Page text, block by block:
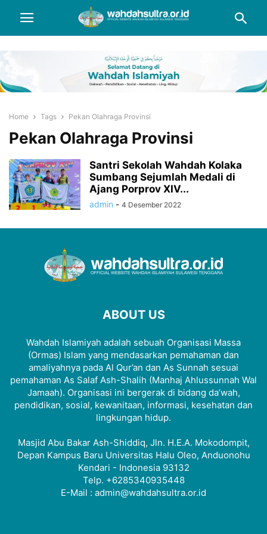
Home Tags Pekan Olahraga Provinsi
Pekan Olahraga Provinsi
Santri Sekolah Wahdah Kolaka
Sumbang Sejumlah Medali di
Ajang Porprov XIV...
admin - 4 Desember 2022
ABOUT US
Wahdah Islamiyah adalah sebuah Organisasi Massa
(Ormas) Islam yang mendasarkan pemahaman dan
amaliyahnya pada Al Qur’an dan As Sunnah sesuai
pemahaman As Salaf Ash-Shalih (Manhaj Ahlussunnah Wal
Jamaah). Organisasi ini bergerak di bidang da’wah,
pendidikan, sosial, kewanitaan, informasi, kesehatan dan
lingkungan hidup.
Masjid Abu Bakar Ash-Shiddiq, Jln. H.E.A. Mokodompit,
Depan Kampus Baru Universitas Halu Oleo, Anduonohu
Kendari - Indonesia 93132
Telp. +6285340935448
E-Mail : admin@wahdahsultra.or.id